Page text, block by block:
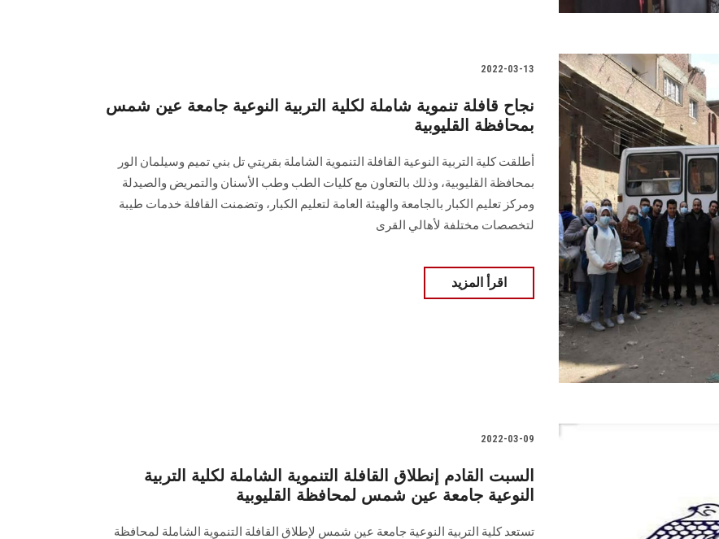
2022-03-13
نجاح قافلة تنموية شاملة لكلية التربية النوعية جامعة عين شمس
بمحافظة القليوبية
أطلقت كلية التربية النوعية القافلة التنموية الشاملة بقريتي تل بني تميم وسيلمان الور
بمحافظة القليوبية، وذلك بالتعاون مع كليات الطب وطب الأسنان والتمريض والصيدلة
ومركز تعليم الكبار بالجامعة والهيئة العامة لتعليم الكبار، وتضمنت القافلة خدمات طيبة
لتخصصات مختلفة لأهالي القرى
اقرأ المزيد
2022-03-09
السبت القادم إنطلاق القافلة التنموية الشاملة لكلية التربية
النوعية جامعة عين شمس لمحافظة القليوبية
تستعد كلية التربية النوعية جامعة عين شمس لإطلاق القافلة التنموية الشاملة لمحافظة